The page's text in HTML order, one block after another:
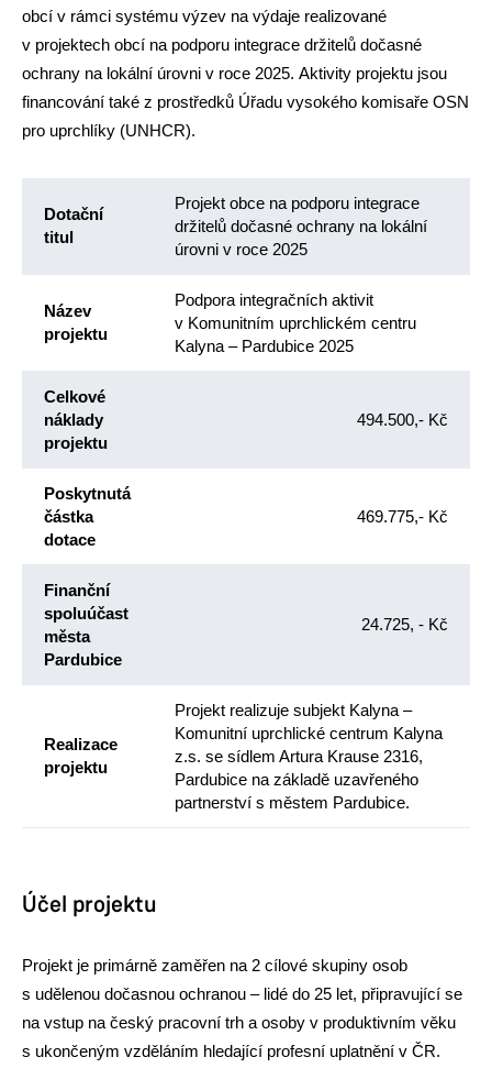
obcí v rámci systému výzev na výdaje realizované
v projektech obcí na podporu integrace držitelů dočasné
ochrany na lokální úrovni v roce 2025. Aktivity projektu jsou
financování také z prostředků Úřadu vysokého komisaře OSN
pro uprchlíky (UNHCR).
Dotační
titul
Projekt obce na podporu integrace
držitelů dočasné ochrany na lokální
úrovni v roce 2025
Název
projektu
Podpora integračních aktivit
v Komunitním uprchlickém centru
Kalyna – Pardubice 2025
Celkové
náklady
projektu
494.500,- Kč
Poskytnutá
částka
dotace
469.775,- Kč
Finanční
spoluúčast
města
Pardubice
24.725, - Kč
Realizace
projektu
Projekt realizuje subjekt Kalyna –
Komunitní uprchlické centrum Kalyna
z.s. se sídlem Artura Krause 2316,
Pardubice na základě uzavřeného
partnerství s městem Pardubice.
Účel projektu
Projekt je primárně zaměřen na 2 cílové skupiny osob
s udělenou dočasnou ochranou – lidé do 25 let, připravující se
na vstup na český pracovní trh a osoby v produktivním věku
s ukončeným vzděláním hledající profesní uplatnění v ČR.